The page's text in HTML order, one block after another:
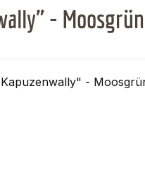
- Moosgrün